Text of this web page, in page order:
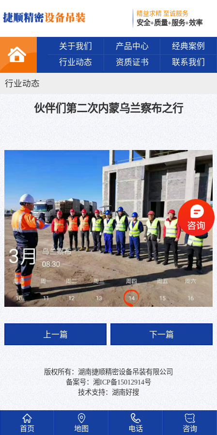
精益求精 至诚服务
安全+质量+服务+效率
关于我们 产品中心
经典案例
行业动态
资质证书 联系我们
行业动态
伙伴们第二次内蒙乌兰察布之行
上一篇 下一篇
版权所有：湖南捷顺精密设备吊装有限公司
备案号： 湘ICP备15012914号
技术支持： 湖南好搜
首页 地图 电话 咨询